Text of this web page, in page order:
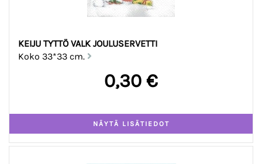
KEIJU TYTTÖ VALK JOULUSERVETTI
Koko 33*33 cm.
0,30 €